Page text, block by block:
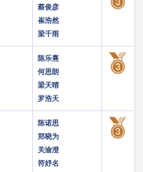
蔡俊彦
崔浩然
梁千雨
陈乐熹
何思朗
梁天晴
罗浩天
陈诺思
郑晓为
关渝澄
符妤名